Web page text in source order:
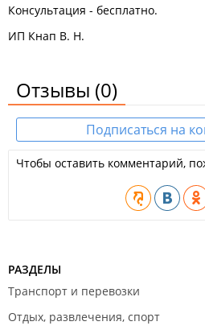
Консультация - бесплатно.
ИП Кнап В. Н.
Отзывы (0)
Подписаться на
Чтобы оставить комментарий,
РАЗДЕЛЫ
Транспорт и перевозки
Отдых, развлечения, спорт